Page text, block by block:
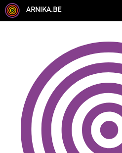
ARNIKA.BE
AUTRE COMPÉTENCE
LANGUES PARLÉES
CHEVEUX